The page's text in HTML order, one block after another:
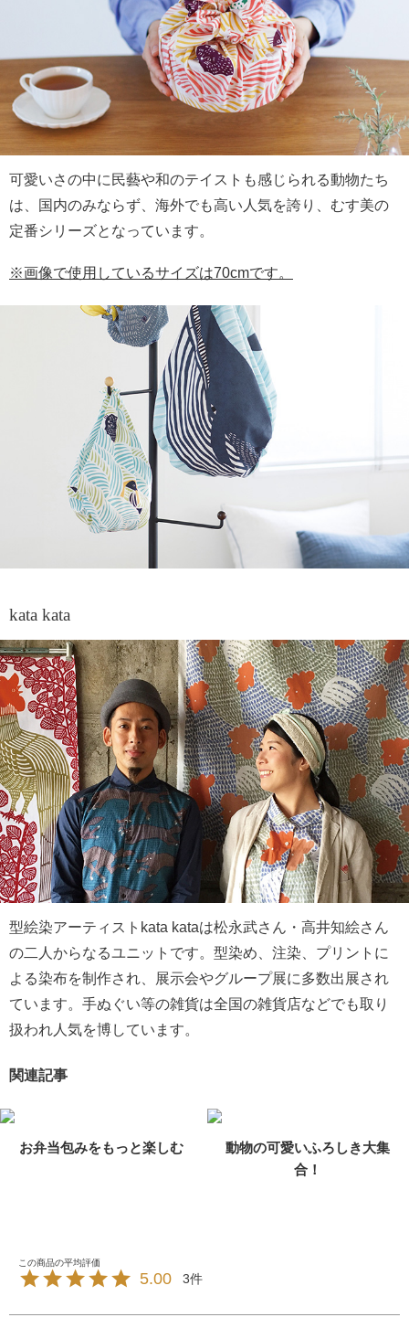
可愛いさの中に民藝や和のテイストも感じられる動物たち
は、国内のみならず、海外でも高い人気を誇り、むす美の
定番シリーズとなっています。
※画像で使用しているサイズは70cmです。
kata kata
型絵染アーティストkata kataは松永武さん・高井知絵さん
の二人からなるユニットです。型染め、注染、プリントに
よる染布を制作され、展示会やグループ展に多数出展され
ています。手ぬぐい等の雑貨は全国の雑貨店などでも取り
扱われ人気を博しています。
関連記事
お弁当包みをもっと楽しむ
動物の可愛いふろしき大集
合！
5.00 3